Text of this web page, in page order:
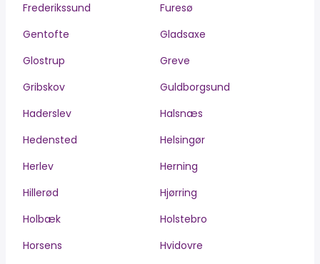
Frederikssund
Furesø
Gentofte
Gladsaxe
Glostrup
Greve
Gribskov
Guldborgsund
Haderslev
Halsnæs
Hedensted
Helsingør
Herlev
Herning
Hillerød
Hjørring
Holbæk
Holstebro
Horsens
Hvidovre